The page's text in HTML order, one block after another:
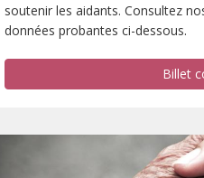
soutenir les aidants. Consultez
données probantes ci-dessous.
Billet